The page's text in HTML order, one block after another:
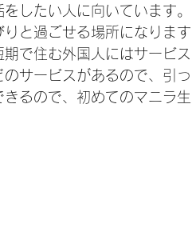
したい人に向いています
と過ごせる場所になります
期で住む外国人にはサービ
サービスがあるので、引
るので、初めてのマニラ生